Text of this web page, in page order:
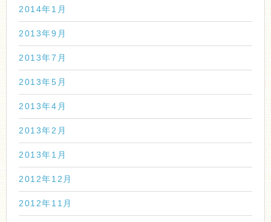
2014年1月
2013年9月
2013年7月
2013年5月
2013年4月
2013年2月
2013年1月
2012年12月
2012年11月